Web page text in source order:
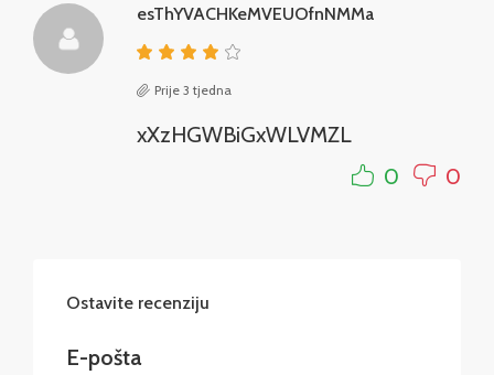
esThYVACHKeMVEUOfnNMMa
Prije 3 tjedna
xXzHGWBiGxWLVMZL
0
0
Ostavite recenziju
E-pošta